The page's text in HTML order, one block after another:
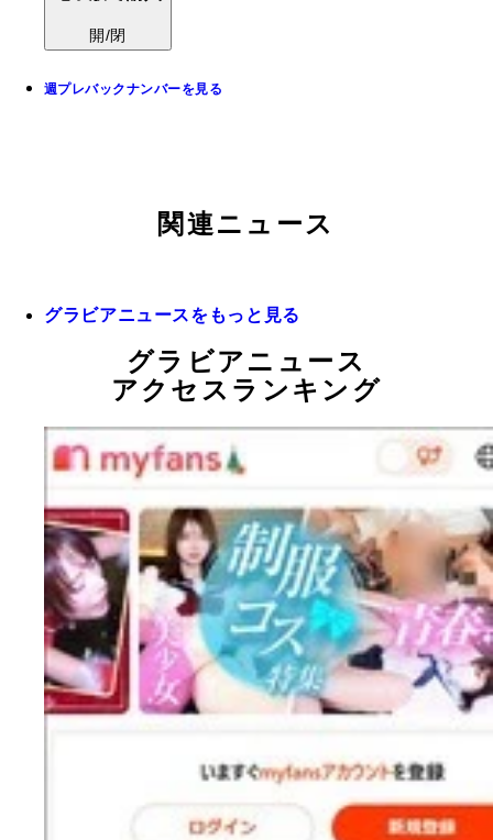
開/閉
週プレバックナンバーを見る
関連ニュース
グラビアニュースをもっと見る
グラビアニュース
アクセスランキング